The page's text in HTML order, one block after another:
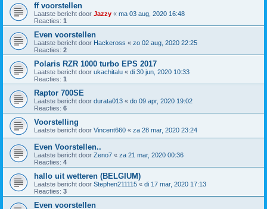
ff voorstellen
Laatste bericht door Jazzy « ma 03 aug, 2020 16:48
Reacties: 1
Even voorstellen
Laatste bericht door Hackeross « zo 02 aug, 2020 22:25
Reacties: 2
Polaris RZR 1000 turbo EPS 2017
Laatste bericht door ukachitalu « di 30 jun, 2020 10:33
Reacties: 1
Raptor 700SE
Laatste bericht door durata013 « do 09 apr, 2020 19:02
Reacties: 6
Voorstelling
Laatste bericht door Vincent660 « za 28 mar, 2020 23:24
Even Voorstellen..
Laatste bericht door Zeno7 « za 21 mar, 2020 00:36
Reacties: 4
hallo uit wetteren (BELGIUM)
Laatste bericht door Stephen211115 « di 17 mar, 2020 17:13
Reacties: 3
Even voorstellen